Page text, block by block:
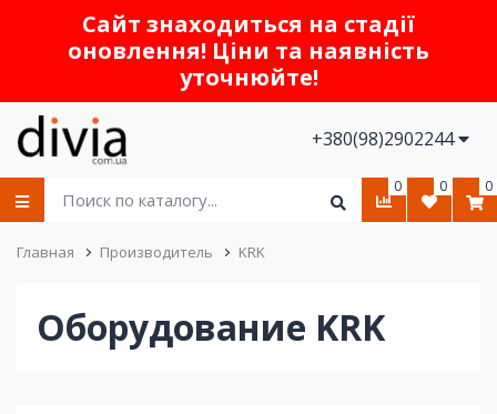
Сайт знаходиться на стадії
оновлення! Ціни та наявність
уточнюйте!
+380(98)2902244
0 0 0
Главная Производитель KRK
Оборудование KRK